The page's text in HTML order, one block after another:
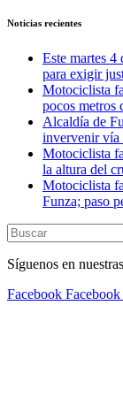
Noticias recientes
Este martes 4
para exigir
Motociclista
pocos metros
Alcaldía de
invervenir vía
Motociclista
la altura del
Motociclista
Funza; paso
Síguenos en
Facebook Facebook